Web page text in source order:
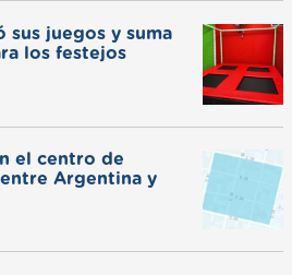
sus juegos y suma
los festejos
el centro de
Argentina y